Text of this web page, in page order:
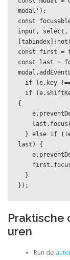
modal');
const
input, select,
const first =
const last =
{
last) {
Praktische
uren
Run de